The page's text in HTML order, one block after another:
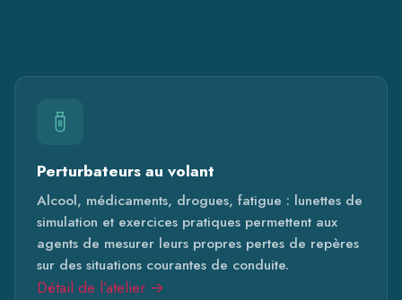
Perturbateurs au volant
Alcool, médicaments, drogues, fatigue : lunettes de
simulation et exercices pratiques permettent aux
agents de mesurer leurs propres pertes de repères
sur des situations courantes de conduite.
Détail de l’atelier →